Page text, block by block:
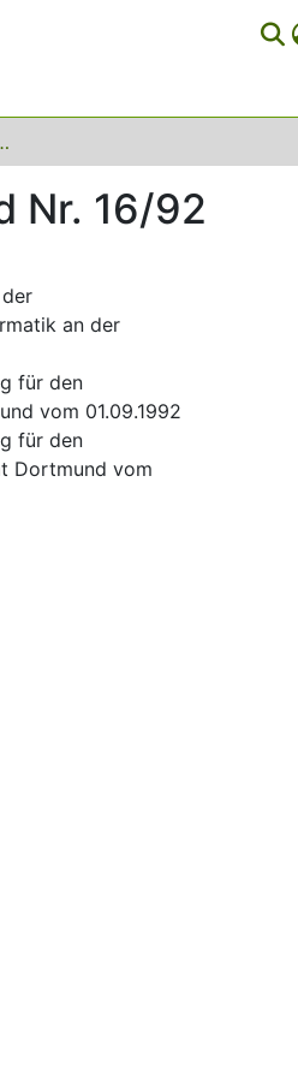
Dortmund Nr. 16/92
Nr. 16/92
an der
für den
vom 01.09.1992
für den
Dortmund vom